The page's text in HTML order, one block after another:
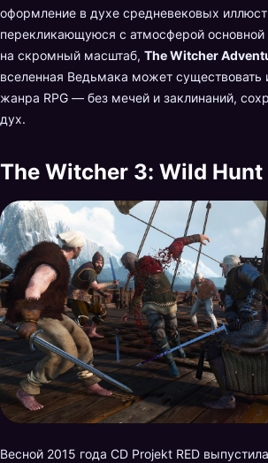
оформление в духе средневековых
перекликающуюся с атмосферой основной
на скромный масштаб, The Witcher
вселенная Ведьмака может существовать
жанра RPG — без мечей и заклинаний,
дух.
The Witcher 3: Wild Hunt
Весной 2015 года CD Projekt RED